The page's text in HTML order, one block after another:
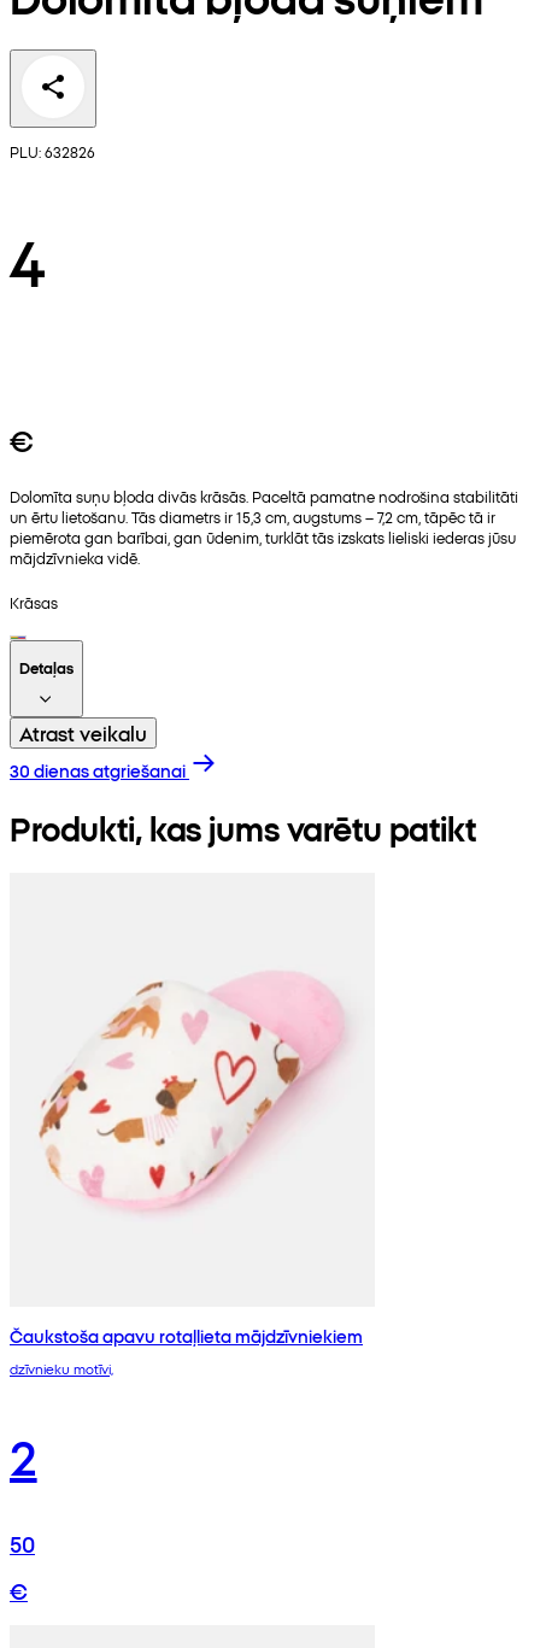
PLU: 632826
4
€
Dolomīta suņu bļoda divās krāsās. Paceltā pamatne nodrošina stabilitāti
un ērtu lietošanu. Tās diametrs ir 15,3 cm, augstums – 7,2 cm, tāpēc tā ir
piemērota gan barībai, gan ūdenim, turklāt tās izskats lieliski iederas jūsu
mājdzīvnieka vidē.
Krāsas
Detaļas
Atrast veikalu
30 dienas atgriešanai
Produkti, kas jums varētu patikt
Čaukstoša apavu rotaļlieta mājdzīvniekiem
dzīvnieku motīvi,
2
50
€